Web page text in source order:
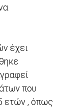
έχει
που
ετών , όπως